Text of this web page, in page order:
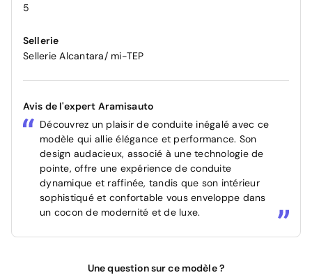
5
Sellerie
Sellerie Alcantara/ mi-TEP
Avis de l'expert Aramisauto
Découvrez un plaisir de conduite inégalé avec ce
modèle qui allie élégance et performance. Son
design audacieux, associé à une technologie de
pointe, offre une expérience de conduite
dynamique et raffinée, tandis que son intérieur
sophistiqué et confortable vous enveloppe dans
un cocon de modernité et de luxe.
Une question sur ce modèle ?